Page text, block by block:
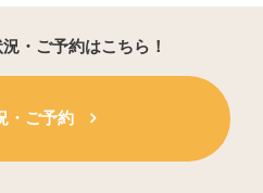
・ご予約はこちら！
・ご予約